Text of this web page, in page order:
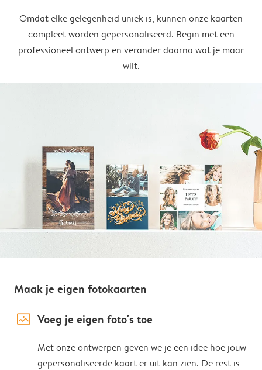
Omdat elke gelegenheid uniek is, kunnen onze kaarten
compleet worden gepersonaliseerd. Begin met een
professioneel ontwerp en verander daarna wat je maar
wilt.
Maak je eigen fotokaarten
image_placeholder Voeg je eigen foto's toe
Met onze ontwerpen geven we je een idee hoe jouw
gepersonaliseerde kaart er uit kan zien. De rest is